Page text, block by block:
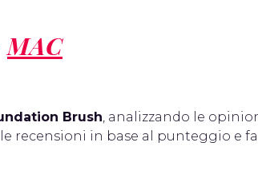
MAC
Brush, analizzando le
recensioni in base al punteggio e